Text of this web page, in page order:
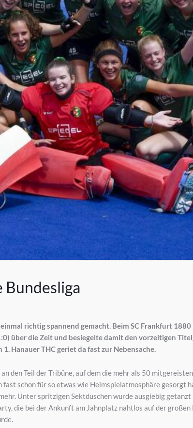
Bundesliga
richtig spannend gemacht. Beim SC Frankfurt 1880
über die Zeit und besiegelte damit den vorzeitigen
Hanauer THC geriet da fast zur Nebensache.
den Teil der Tribüne, auf dem die mehr als 50
schon für so etwas wie Heimspielatmosphäre gesorgt
Unter spritzigen Sektduschen wurde ausgiebig getanzt
die bei der Ankunft am Jahnplatz nahtlos auf der großen